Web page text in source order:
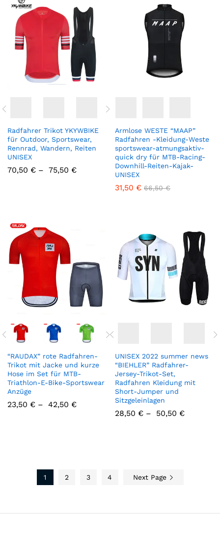
Radfahrer Trikot YKYWBIKE
für Outdoor, Sportswear,
Rennrad, Wandern, Reiten
UNISEX
70,50 € – 75,50 €
Armlose WESTE “MAAP”
Radfahren -Kleidung-Weste
sportswear-atmungsaktiv-
quick dry für MTB-Racing-
Downhill-Reiten-Kajak-
UNISEX
31,50 € 66,50€
“RAUDAX” rote Radfahren-
Trikot mit Jacke und kurze
Hose im Set für MTB-
Triathlon-E-Bike-Sportswear
Anzüge
23,50 € – 42,50 €
UNISEX 2022 summer news
“BIEHLER” Radfahrer-
Jersey-Trikot-Set,
Radfahren Kleidung mit
Short-Jumper und
Sitzgeleinlagen
28,50 € – 50,50 €
1 2 3 4 Next Page